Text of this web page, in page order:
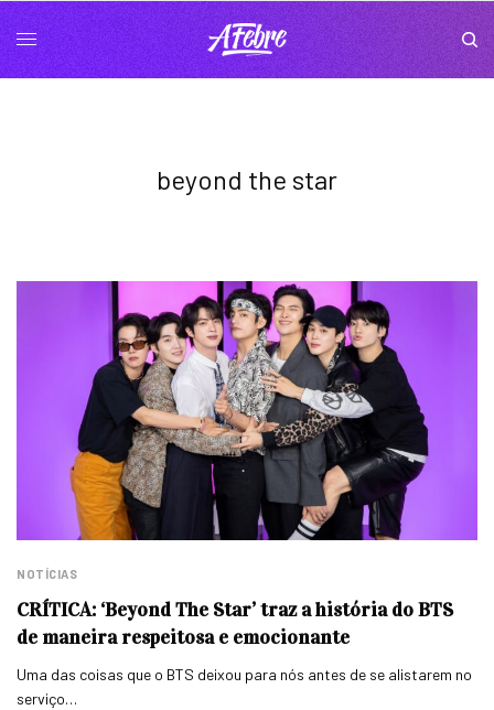
beyond the star
NOTÍCIAS
CRÍTICA: ‘Beyond The Star’ traz a história do BTS
de maneira respeitosa e emocionante
Uma das coisas que o BTS deixou para nós antes de se alistarem no
serviço…